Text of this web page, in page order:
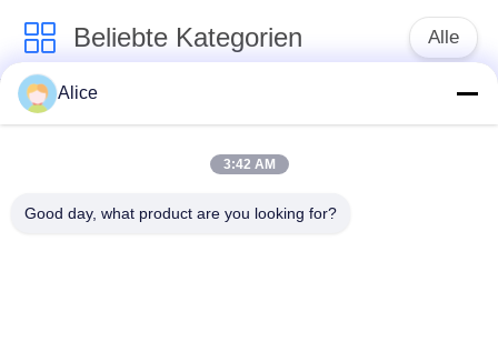
Beliebte Kategorien Alle
Manioka-Stärke-
Kartoffelstärke-
Manioka-Mehl-
Alice
3:42 AM
Good day, what product are you looking for?